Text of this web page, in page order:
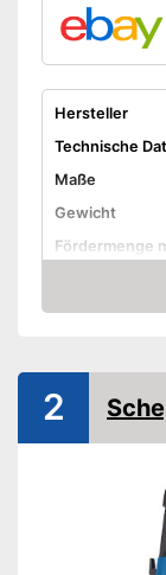
Hersteller
Technische
Maße
Gewicht
Fördermenge
Leistung
Länge Schlauch
Material
Amazon
2